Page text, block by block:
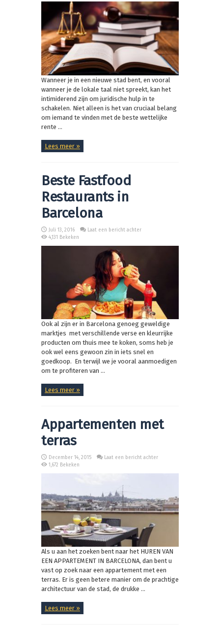
Wanneer je in een nieuwe stad bent, en vooral
wanneer je de lokale taal niet spreekt, kan het
intimiderend zijn om juridische hulp in te
schakelen. Niet alleen is het van cruciaal belang
om iemand te vinden met de beste wettelijke
rente ...
Lees meer »
Beste Fastfood
Restaurants in
Barcelona
Juli 13, 2016
Laat een bericht achter
4,131 Bekeken
Ook al zijn er in Barcelona genoeg geweldige
marktjes met verschillende verse en kleurrijke
producten om thuis mee te koken, soms heb je
ook wel eens gewoon zin in iets snel en
goedkoop. En terwijl we je vooral aanmoedigen
om te profiteren van ...
Lees meer »
Appartementen met
terras
December 14, 2015
Laat een bericht achter
1,672 Bekeken
Als u aan het zoeken bent naar het HUREN VAN
EEN APPARTEMENT IN BARCELONA, dan bent u
vast op zoek naar een appartement met een
terras. Er is geen betere manier om de prachtige
architectuur van de stad, de drukke ...
Lees meer »